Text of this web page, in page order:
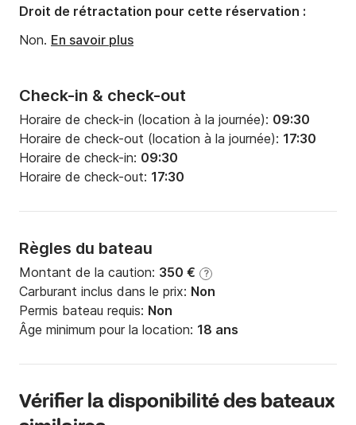
Check-in & check-out
Horaire de check-in (location à la journée): 09:30
Horaire de check-out (location à la journée): 17:30
Horaire de check-in: 09:30
Horaire de check-out: 17:30
Règles du bateau
Montant de la caution: 350 € ?
Carburant inclus dans le prix: Non
Permis bateau requis: Non
Âge minimum pour la location: 18 ans
Droit de rétractation pour cette réservation :
Non. En savoir plus
Vérifier la disponibilité des bateaux